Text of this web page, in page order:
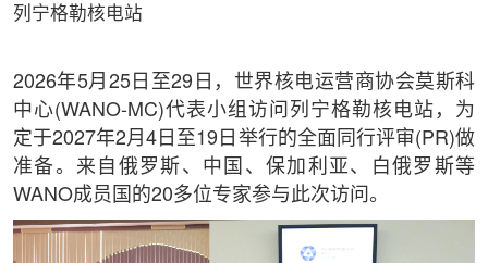
列宁格勒核电站
2026年5月25日至29日，世界核电运营商协会莫斯科
中心(WANO-MC)代表小组访问列宁格勒核电站，为
定于2027年2月4日至19日举行的全面同行评审(PR)做
准备。来自俄罗斯、中国、保加利亚、白俄罗斯等
WANO成员国的20多位专家参与此次访问。